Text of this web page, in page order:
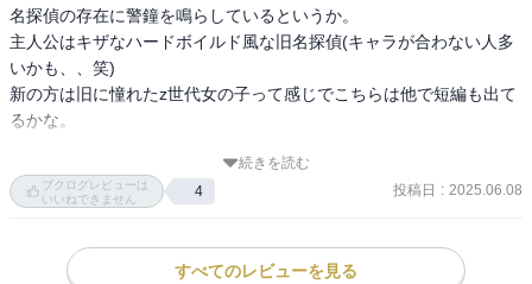
名探偵の存在に警鐘を鳴らしているというか。
主人公はキザなハードボイルド風な旧名探偵(キャラが合わない人多
いかも、、笑)
新の方は旧に憧れたz世代女の子って感じでこちらは他で短編も出て
るかな。
「答えを聞いてなるほどと思えた問題は自分でも解けていた証拠」
「探偵に必要なものは勘と運と想像力」
続きを読む
ブクログレビューは
いいねできません
4 投稿日 : 2025.06.08
すべてのレビューを見る